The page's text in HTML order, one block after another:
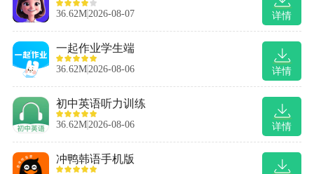
详情
36.62M2026-08-07
详情
一起作业学生端
36.62M2026-08-06
详情
初中英语听力训练
36.62M2026-08-06
冲鸭韩语手机版